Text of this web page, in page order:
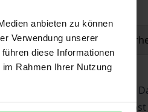
anbieten zu können
Verwendung unserer
diese Informationen
Rahmen Ihrer Nutzung
oder auf dem Schachbrett.
dass alles, was ist, selbst